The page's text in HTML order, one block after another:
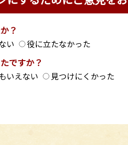
？
い 役に立たなかった
ですか？
いえない 見つけにくかった